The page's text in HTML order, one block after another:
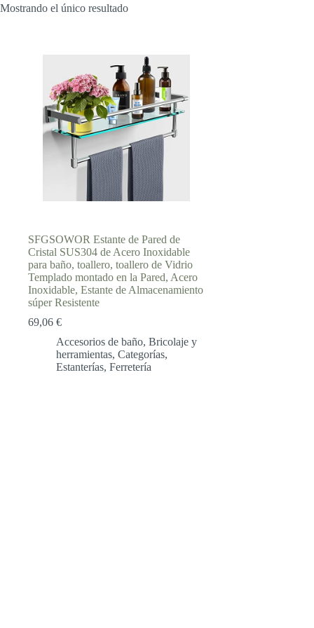
Mostrando el único resultado
SFGSOWOR Estante de Pared de
Cristal SUS304 de Acero Inoxidable
para baño, toallero, toallero de Vidrio
Templado montado en la Pared, Acero
Inoxidable, Estante de Almacenamiento
súper Resistente
69,06 €
Accesorios de baño, Bricolaje y
herramientas, Categorías,
Estanterías, Ferretería